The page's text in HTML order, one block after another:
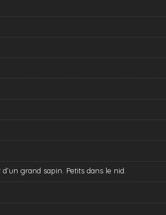
grand sapin. Petits dans le nid.